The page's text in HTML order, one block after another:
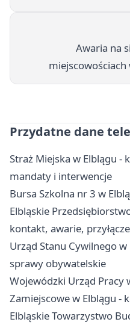
Awaria na
miejscowościach
Przydatne dane
Straż Miejska w Elblągu -
mandaty i interwencje
Bursa Szkolna nr 3 w
Elbląskie
kontakt, awarie,
Urząd Stanu Cywilnego
sprawy obywatelskie
Wojewódzki Urząd Pracy
Zamiejscowe w Elblągu -
Elbląskie Towarzystwo